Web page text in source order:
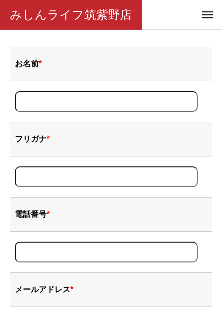
みしんライフ筑紫野店
お名前*
フリガナ*
電話番号*
メールアドレス*